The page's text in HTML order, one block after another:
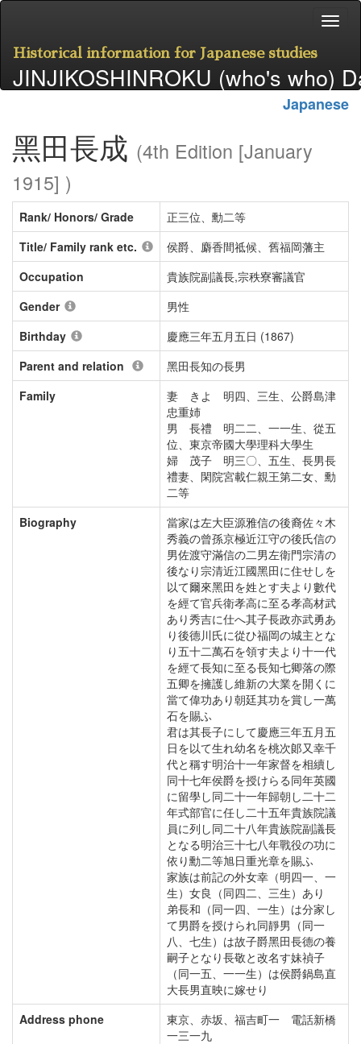
Historical information for Japanese studies
JINJIKOSHINROKU (who's who)
Japanese
黑田長成 (4th Edition [January
1915] )
Rank/ Honors/ Grade
正三位、勳二等
Title/ Family rank etc.
侯爵、麝香間祗候、舊福岡藩主
Occupation
貴族院副議長,宗秩寮審議官
Gender
男性
Birthday
慶應三年五月五日 (1867)
Parent and relation
黑田長知の長男
Family
妻 きよ 明四、三生、公爵島津
忠重姉
男 長禮 明二二、一一生、從五
位、東京帝國大學理科大學生
婦 茂子 明三〇、五生、長男長
禮妻、閑院宮載仁親王第二女、勳
二等
Biography
當家は左大臣源雅信の後裔佐々木
秀義の曾孫京極近江守の後氏信の
男佐渡守滿信の二男左衛門宗清の
後なり宗清近江國黑田に住せしを
以て爾來黑田を姓とす夫より數代
を經て官兵衛孝高に至る孝高材武
あり秀吉に仕へ其子長政亦武勇あ
り後德川氏に從ひ福岡の城主とな
り五十二萬石を領す夫より十一代
を經て長知に至る長知七卿落の際
五卿を擁護し維新の大業を開くに
當て偉功あり朝廷其功を賞し一萬
石を賜ふ
君は其長子にして慶應三年五月五
日を以て生れ幼名を桃次郞又幸千
代と稱す明治十一年家督を相續し
同十七年侯爵を授けらる同年英國
に留學し同二十一年歸朝し二十二
年式部官に任し二十五年貴族院議
員に列し同二十八年貴族院副議長
となる明治三十七八年戰役の功に
依り勳二等旭日重光章を賜ふ
家族は前記の外女幸（明四一、一
生）女良（同四二、三生）あり
弟長和（同一四、一生）は分家し
て男爵を授けられ同靜男（同一
八、七生）は故子爵黑田長德の養
嗣子となり長敬と改名す妹禎子
（同一五、一一生）は侯爵鍋島直
大長男直映に嫁せり
Address phone
東京、赤坂、福吉町一 電話新橋
一三一九